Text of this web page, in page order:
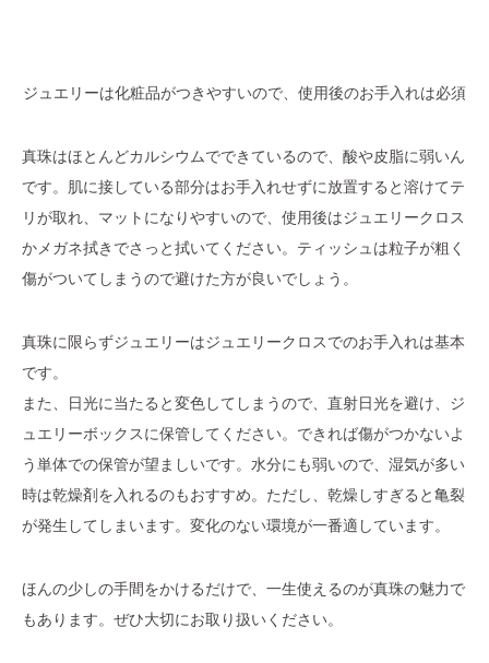
ジュエリーは化粧品がつきやすいので、使用後のお手入れは必須
真珠はほとんどカルシウムでできているので、酸や皮脂に弱いん
です。肌に接している部分はお手入れせずに放置すると溶けてテ
リが取れ、マットになりやすいので、使用後はジュエリークロス
かメガネ拭きでさっと拭いてください。ティッシュは粒子が粗く
傷がついてしまうので避けた方が良いでしょう。
真珠に限らずジュエリーはジュエリークロスでのお手入れは基本
です。
また、日光に当たると変色してしまうので、直射日光を避け、ジ
ュエリーボックスに保管してください。できれば傷がつかないよ
う単体での保管が望ましいです。水分にも弱いので、湿気が多い
時は乾燥剤を入れるのもおすすめ。ただし、乾燥しすぎると亀裂
が発生してしまいます。変化のない環境が一番適しています。
ほんの少しの手間をかけるだけで、一生使えるのが真珠の魅力で
もあります。ぜひ大切にお取り扱いください。